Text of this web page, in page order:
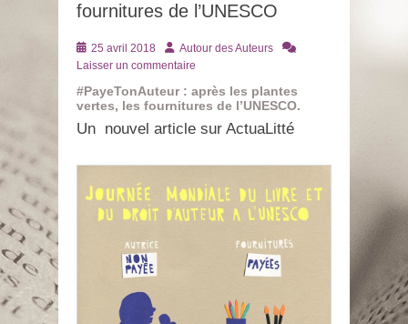
fournitures de l’UNESCO
Posté
le
25 avril 2018 AuteurAutour des Auteurs
Laisser un commentaire
#PayeTonAuteur : après les plantes
vertes, les fournitures de l’UNESCO.
Un nouvel article sur ActuaLitté